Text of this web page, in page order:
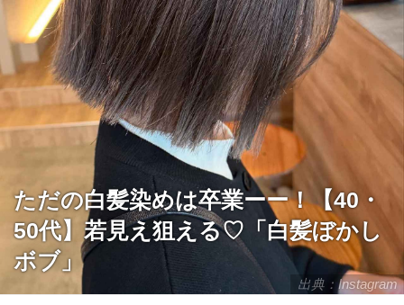
出典：Instagram
ただの白髪染めは卒業ーー！【40・
50代】若見え狙える♡「白髪ぼかし
ボブ」